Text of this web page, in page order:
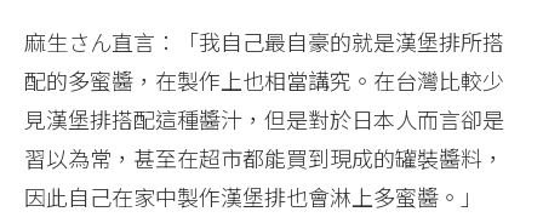
麻生さん直言：「我自己最自豪的就是漢堡排所搭
配的多蜜醬，在製作上也相當講究。在台灣比較少
見漢堡排搭配這種醬汁，但是對於日本人而言卻是
習以為常，甚至在超市都能買到現成的罐裝醬料，
因此自己在家中製作漢堡排也會淋上多蜜醬。」